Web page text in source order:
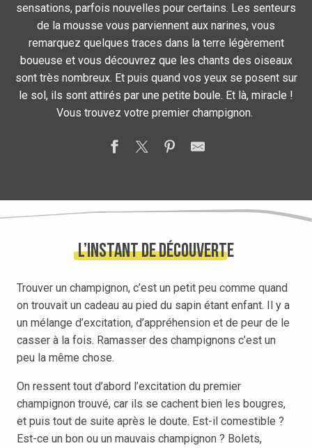
sensations, parfois nouvelles pour certains. Les senteurs
de la mousse vous parviennent aux narines, vous
remarquez quelques traces dans la terre légèrement
boueuse et vous découvrez que les chants des oiseaux
sont très nombreux. Et puis quand vos yeux se posent sur
le sol, ils sont attirés par une petite boule. Et là, miracle !
Vous trouvez votre premier champignon.
L’instant de découverte
Trouver un champignon, c’est un petit peu comme quand
on trouvait un cadeau au pied du sapin étant enfant. Il y a
un mélange d’excitation, d’appréhension et de peur de le
casser à la fois. Ramasser des champignons c’est un
peu la même chose.
On ressent tout d’abord l’excitation du premier
champignon trouvé, car ils se cachent bien les bougres,
et puis tout de suite après le doute. Est-il comestible ?
Est-ce un bon ou un mauvais champignon ? Bolets,